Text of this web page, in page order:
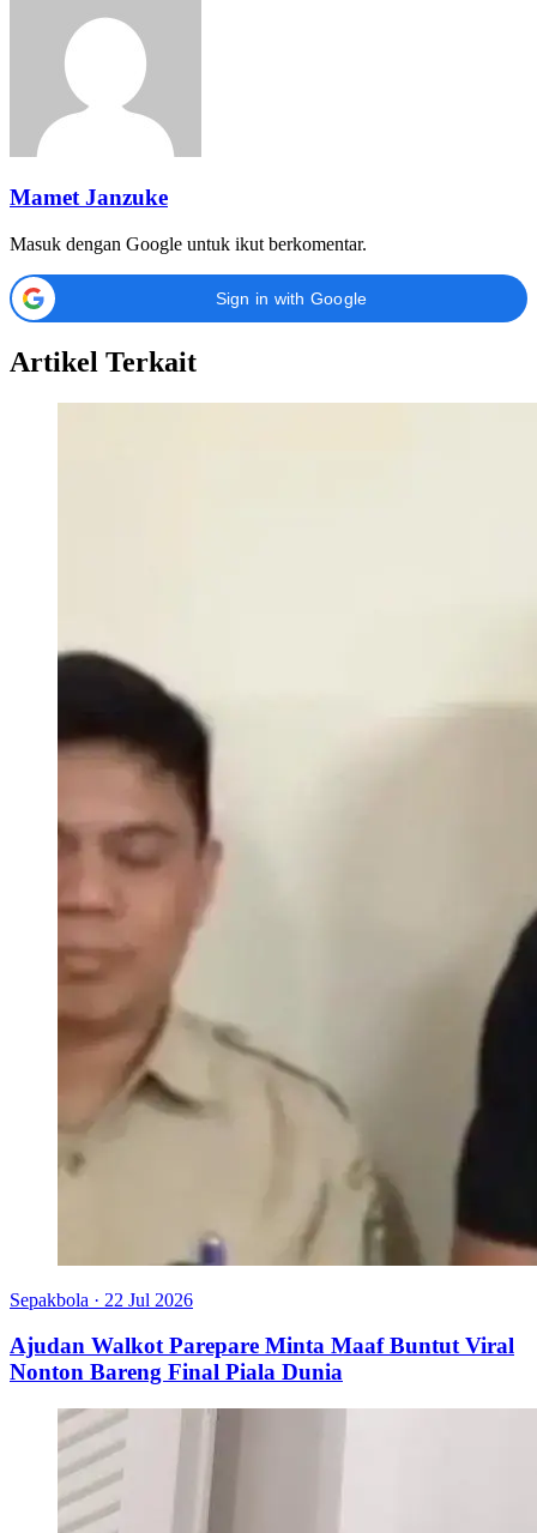
Mamet Janzuke
Masuk dengan Google untuk ikut berkomentar.
Sign in with Google
Artikel Terkait
Sepakbola · 22 Jul 2026
Ajudan Walkot Parepare Minta Maaf Buntut Viral
Nonton Bareng Final Piala Dunia